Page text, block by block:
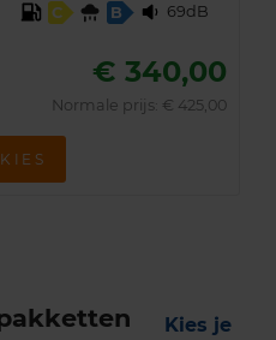
C
B 69dB
€ 340,00
Normale prijs: € 425,00
KIES
Kies je